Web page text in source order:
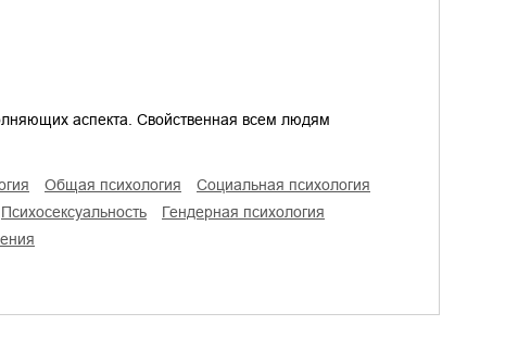
аспекта. Свойственная всем людям
общая психология
социальная психология
психосексуальность
гендерная психология